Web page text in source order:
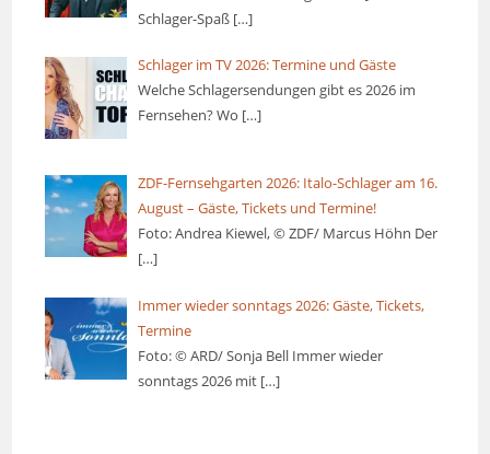
Schlager-Spaß […]
Schlager im TV 2026: Termine und Gäste
Welche Schlagersendungen gibt es 2026 im
Fernsehen? Wo […]
ZDF-Fernsehgarten 2026: Italo-Schlager am 16.
August – Gäste, Tickets und Termine!
Foto: Andrea Kiewel, © ZDF/ Marcus Höhn Der
[…]
Immer wieder sonntags 2026: Gäste, Tickets,
Termine
Foto: © ARD/ Sonja Bell Immer wieder
sonntags 2026 mit […]